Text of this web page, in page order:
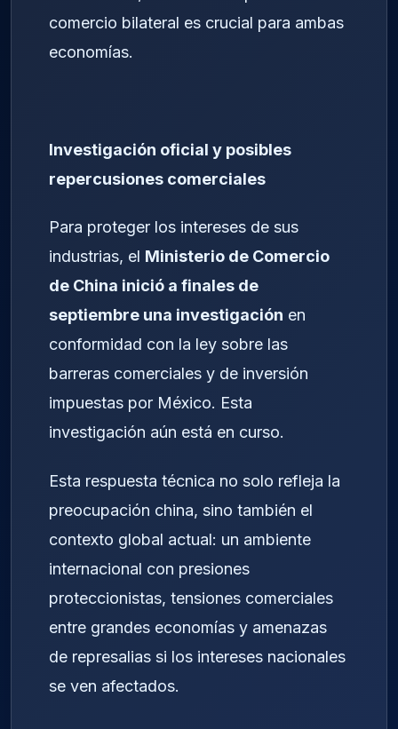
comercio bilateral es crucial para ambas
economías.
Investigación oficial y posibles
repercusiones comerciales
Para proteger los intereses de sus
industrias, el Ministerio de Comercio
de China inició a finales de
septiembre una investigación en
conformidad con la ley sobre las
barreras comerciales y de inversión
impuestas por México. Esta
investigación aún está en curso.
Esta respuesta técnica no solo refleja la
preocupación china, sino también el
contexto global actual: un ambiente
internacional con presiones
proteccionistas, tensiones comerciales
entre grandes economías y amenazas
de represalias si los intereses nacionales
se ven afectados.